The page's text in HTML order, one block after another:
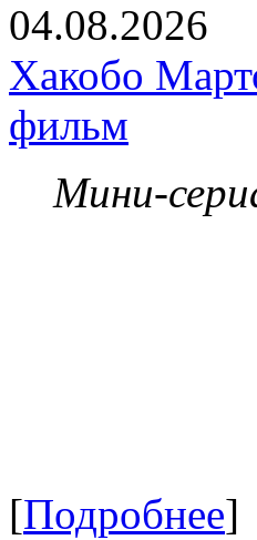
04.08.2026
Хакобо
фильм
Мини-
[Подробнее]